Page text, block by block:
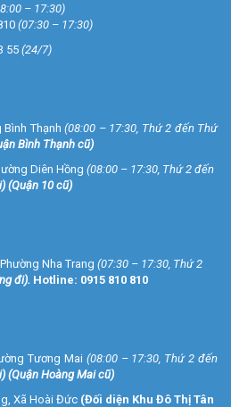
– 17:30)
(07:30 – 17:30)
55 (24/7)
Bình Thạnh (08:00 – 17:30, Thứ 2 đến Thứ
Bình Thạnh cũ)
Diên Hồng (08:00 – 17:30, Thứ 2 đến
) (Quận 10 cũ)
Nha Trang (07:30 – 17:30, Thứ 2
đi). Hotline: 0915 810 810
Tương Mai (08:00 – 17:30, Thứ 2 đến
) (Quận Hoàng Mai cũ)
Xã Hoài Đức (Đối diện Khu Đô Thị Tân